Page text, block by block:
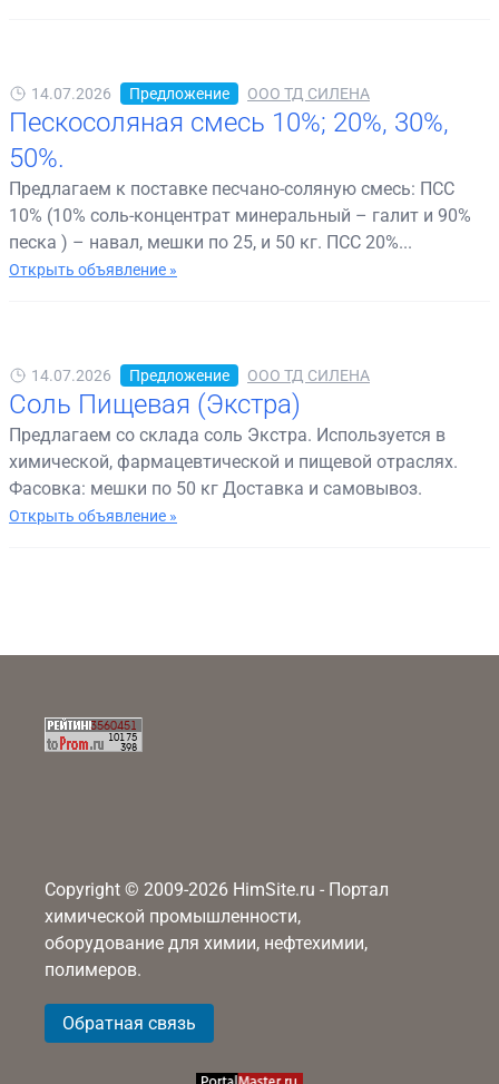
14.07.2026 Предложение ООО ТД СИЛЕНА
Пескосоляная смесь 10%; 20%, 30%,
50%.
Предлагаем к поставке песчано-соляную смесь: ПСС
10% (10% соль-концентрат минеральный – галит и 90%
песка ) – навал, мешки по 25, и 50 кг. ПСС 20%...
Открыть объявление »
14.07.2026 Предложение ООО ТД СИЛЕНА
Соль Пищевая (Экстра)
Предлагаем со склада соль Экстра. Используется в
химической, фармацевтической и пищевой отраслях.
Фасовка: мешки по 50 кг Доставка и самовывоз.
Открыть объявление »
Copyright © 2009-2026 HimSite.ru - Портал
химической промышленности,
оборудование для химии, нефтехимии,
полимеров.
Обратная связь